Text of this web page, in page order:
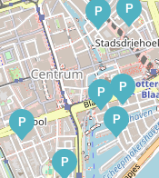
P
P
P
P
P
P
P